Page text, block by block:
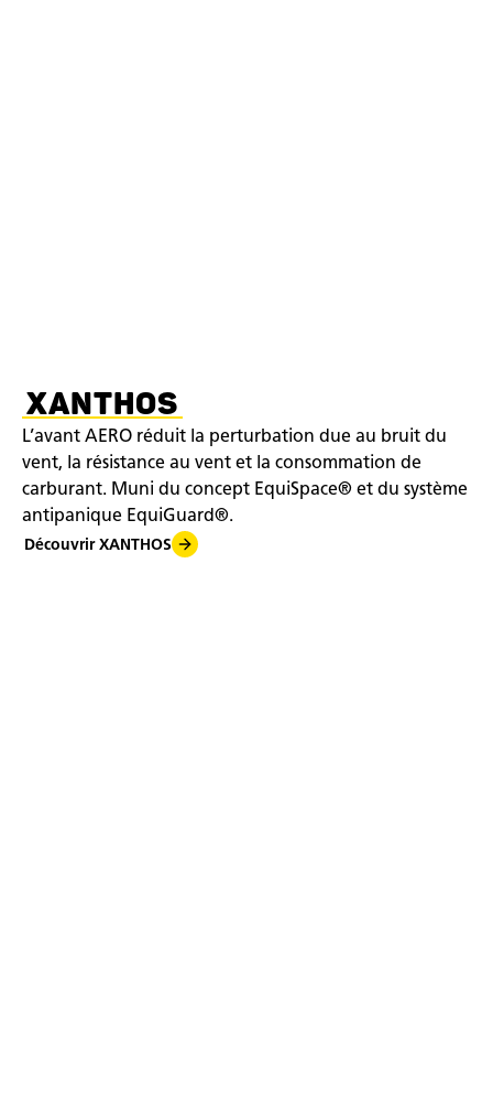
XANTHOS
L’avant AERO réduit la perturbation due au bruit du
vent, la résistance au vent et la consommation de
carburant. Muni du concept EquiSpace® et du système
antipanique EquiGuard®.
Découvrir XANTHOS